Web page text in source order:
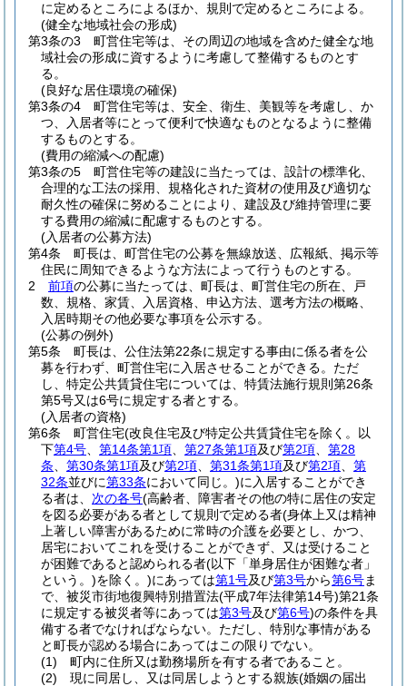
に定めるところによるほか、規則で定めるところによる。
(健全な地域社会の形成)
第3条の3
町営住宅等は、その周辺の地域を含めた健全な地
域社会の形成に資するように考慮して整備するものとす
る。
(良好な居住環境の確保)
第3条の4
町営住宅等は、安全、衛生、美観等を考慮し、か
つ、入居者等にとって便利で快適なものとなるように整備
するものとする。
(費用の縮減への配慮)
第3条の5
町営住宅等の建設に当たっては、設計の標準化、
合理的な工法の採用、規格化された資材の使用及び適切な
耐久性の確保に努めることにより、建設及び維持管理に要
する費用の縮減に配慮するものとする。
(入居者の公募方法)
第4条
町長は、町営住宅の公募を無線放送、広報紙、掲示等
住民に周知できるような方法によって行うものとする。
2
前項の公募に当たっては、町長は、町営住宅の所在、戸
数、規格、家賃、入居資格、申込方法、選考方法の概略、
入居時期その他必要な事項を公示する。
(公募の例外)
第5条
町長は、公住法第22条に規定する事由に係る者を公
募を行わず、町営住宅に入居させることができる。 ただ
し、特定公共賃貸住宅については、特賃法施行規則第26条
第5号又は6号に規定する者とする。
(入居者の資格)
第6条
町営住宅(改良住宅及び特定公共賃貸住宅を除く。以
下第4号 第14条第1項 第27条第1項及び第2項
第28
条
第30条第1項及び第2項 第31条第1項及び第2項
第
32条並びに第33条において同じ。)に入居することができ
る者は、 次の各号(高齢者、障害者その他の特に居住の安定
を図る必要がある者として規則で定める者(身体上又は精神
上著しい障害があるために常時の介護を必要とし、かつ、
居宅においてこれを受けることができず、又は受けること
が困難であると認められる者(以下「単身居住が困難な者」
という。)を除く。)にあっては第1号及び第3号から第6号ま
で、被災市街地復興特別措置法(平成7年法律第14号)第21条
に規定する被災者等にあっては第3号及び第6号)の条件を具
備する者でなければならない。 ただし、特別な事情がある
と町長が認める場合にあってはこの限りでない。
(1)
町内に住所又は勤務場所を有する者であること。
(2)
現に同居し、又は同居しようとする親族(婚姻の届出